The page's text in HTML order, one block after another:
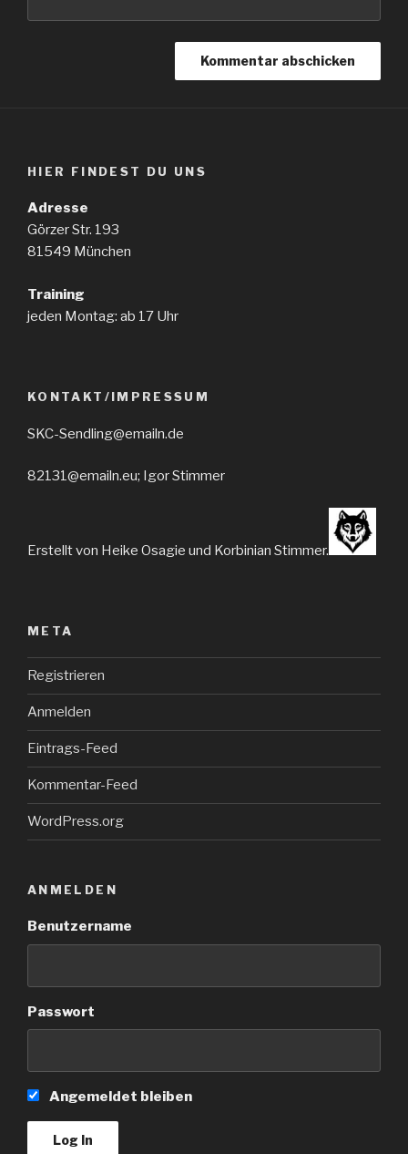
HIER FINDEST DU UNS
Adresse
Görzer Str. 193
81549 München
Training
jeden Montag: ab 17 Uhr
KONTAKT/IMPRESSUM
SKC-Sendling@emailn.de
82131@emailn.eu; Igor Stimmer
Erstellt von Heike Osagie und Korbinian Stimmer.
META
Registrieren
Anmelden
Eintrags-Feed
Kommentar-Feed
WordPress.org
ANMELDEN
Benutzername
Passwort
Angemeldet bleiben